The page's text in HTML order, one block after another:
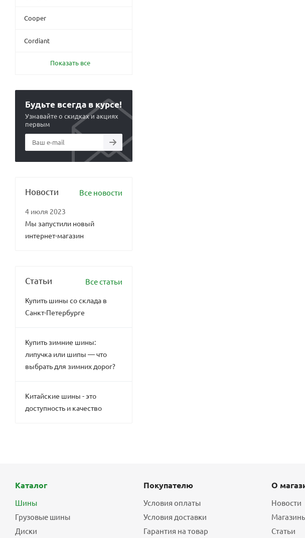
Cooper
Cordiant
Показать все
Будьте всегда в курсе!
Узнавайте о скидках и акциях
первым
Новости Все новости
4 июля 2023
Мы запустили новый
интернет-магазин
Статьи Все статьи
Купить шины со склада в
Санкт-Петербурге
Купить зимние шины:
липучка или шипы — что
выбрать для зимних дорог?
Китайские шины - это
доступность и качество
Каталог
Шины
Грузовые шины
Диски
Покупателю
Условия оплаты
Условия доставки
Гарантия на товар
О
Новости
Статьи